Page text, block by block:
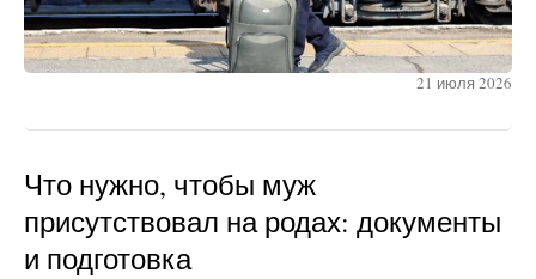
21 июля 2026
Что нужно, чтобы муж
присутствовал на родах: документы
и подготовка